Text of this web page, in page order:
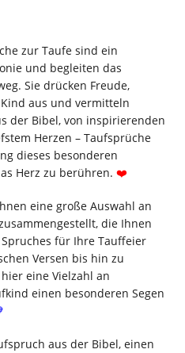
zur Taufe sind ein
und begleiten das
Sie drücken Freude,
aus und vermitteln
der Bibel, von inspirierenden
Herzen – Taufsprüche
dieses besonderen
Herz zu berühren. ❤️
eine große Auswahl an
die Ihnen
für Ihre Tauffeier
Versen bis hin zu
eine Vielzahl an
einen besonderen Segen
aus der Bibel, einen